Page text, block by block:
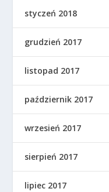
styczeń 2018
grudzień 2017
listopad 2017
październik 2017
wrzesień 2017
sierpień 2017
lipiec 2017